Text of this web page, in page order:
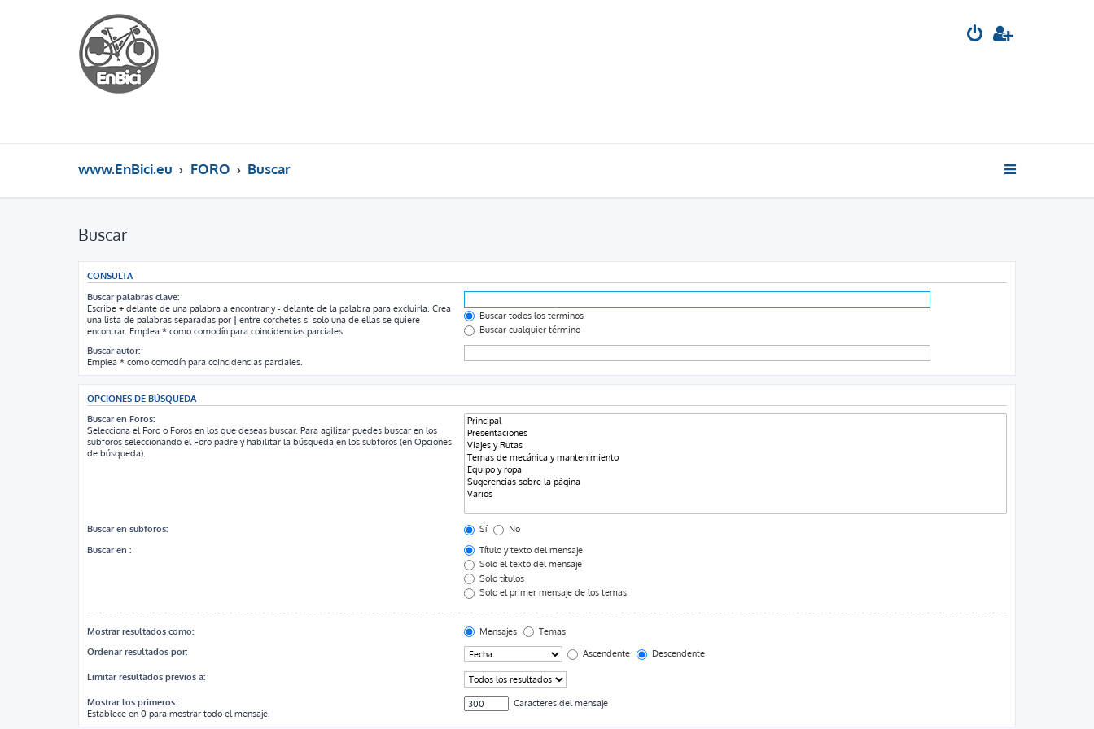
www.EnBici.eu FORO Buscar
Buscar
CONSULTA
Buscar palabras clave:
Escribe + delante de una palabra a encontrar y- delante de la palabra para excluirla. Crea
una lista de palabras separadas por | entre corchetes si solo una de ellas se quiere
encontrar. Emplea * como comodín para coincidencias parciales.
Buscar todos los términos
Buscar cualquier término
Buscar autor:
Emplea * como comodín para coincidencias parciales.
OPCIONES DE BÚSQUEDA
Buscar en Foros:
Selecciona el Foro o Foros en los que deseas buscar. Para agilizar puedes buscar en los
subforos seleccionando el Foro padre y habilitar la búsqueda en los subforos (en Opciones
de búsqueda).
Buscar en subforos: Sí
No
Buscar en :
Título y texto del mensaje
Solo el texto del mensaje
Solo títulos
Solo el primer mensaje de los temas
Mostrar resultados como: Mensajes
Temas
Ordenar resultados por:
Ascendente Descendente
Limitar resultados previos a:
Mostrar los primeros:
Establece en 0 para mostrar todo el mensaje.
Caracteres del mensaje